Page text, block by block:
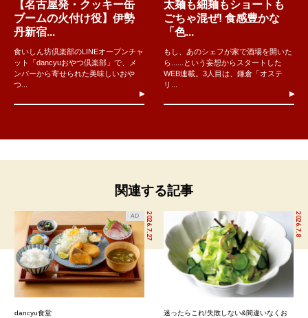
【名古屋発・クッキー缶
ブームの火付け役】伊勢
丹新宿...
食いしん坊倶楽部のLINEオープンチャ
ット「dancyuおやつ倶楽部」で、メ
ンバーから寄せられた美味しいおや
つ...
太麺も細麺もショートも
ごちゃ混ぜ! 食感豊かな
「色...
もし、あのシェフが家で酒場を開いた
ら......という妄想からスタートした
WEB連載。3人目は、鎌倉「オステ
リ...
関連する記事
2026.7.27
AD
dancyu食堂
2026.7.8
迷ったらこれ!失敗しない&間違いなくお